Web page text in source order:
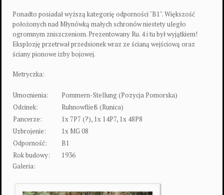
Ponadto posiadał wyższą kategorię odporności "B1". Większość
położonych nad Młynówką małych schronów niestety uległo
ogromnym zniszczeniom. Prezentowany Ru. 4 i tu był wyjątkiem!
Eksplozję przetrwał przedsionek wraz ze ścianą wejściową oraz
ściany pionowe izby bojowej.
Metryczka:
Umocnienia:
Pommern-Stellung (Pozycja Pomorska)
Odcinek:
Ruhnowfließ (Runica)
Pancerze:
1x 7P7 (?), 1x 14P7, 1x 48P8
Uzbrojenie:
1x MG 08
Odporność:
B1
Rok budowy:
1936
Galeria: